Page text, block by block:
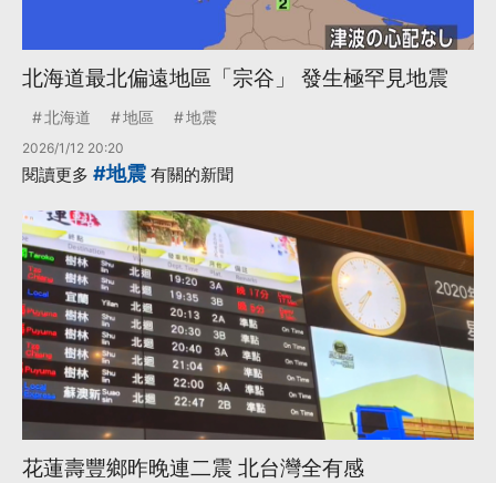
北海道最北偏遠地區「宗谷」 發生極罕見地震
北海道 地區 地震
2026/1/12 20:20
閱讀更多 #地震 有關的新聞
花蓮壽豐鄉昨晚連二震 北台灣全有感